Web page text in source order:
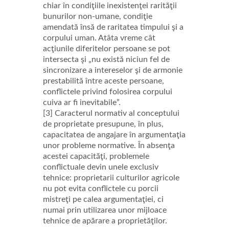
chiar în condiţiile inexistenţei rarităţii
bunurilor non-umane, condiţie
amendată însă de raritatea timpului şi a
corpului uman. Atâta vreme cât
acţiunile diferitelor persoane se pot
intersecta şi „nu există niciun fel de
sincronizare a intereselor şi de armonie
prestabilită între aceste persoane,
conflictele privind folosirea corpului
cuiva ar fi inevitabile”.
[3] Caracterul normativ al conceptului
de proprietate presupune, în plus,
capacitatea de angajare în argumentaţia
unor probleme normative. În absenţa
acestei capacităţi, problemele
conflictuale devin unele exclusiv
tehnice: proprietarii culturilor agricole
nu pot evita conflictele cu porcii
mistreţi pe calea argumentaţiei, ci
numai prin utilizarea unor mijloace
tehnice de apărare a proprietăţilor.